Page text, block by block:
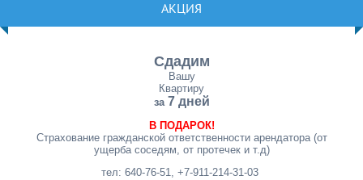
АКЦИЯ
Сдадим
Вашу
Квартиру
за 7 дней
В ПОДАРОК!
Страхование гражданской ответственности арендатора (от
ущерба соседям, от протечек и т.д)
тел: 640-76-51, +7-911-214-31-03